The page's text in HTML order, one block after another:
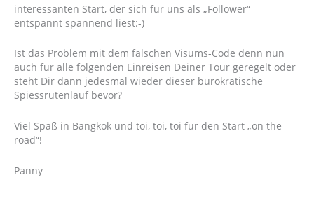
interessanten Start, der sich für uns als „Follower“
entspannt spannend liest:-)
Ist das Problem mit dem falschen Visums-Code denn nun
auch für alle folgenden Einreisen Deiner Tour geregelt oder
steht Dir dann jedesmal wieder dieser bürokratische
Spiessrutenlauf bevor?
Viel Spaß in Bangkok und toi, toi, toi für den Start „on the
road“!
Panny